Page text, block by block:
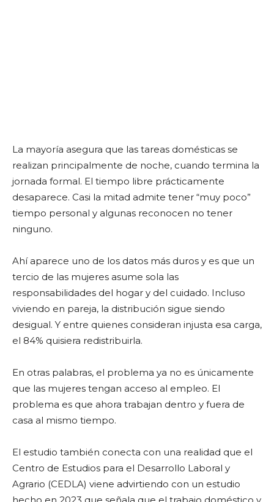
La mayoría asegura que las tareas domésticas se
realizan principalmente de noche, cuando termina la
jornada formal. El tiempo libre prácticamente
desaparece. Casi la mitad admite tener “muy poco”
tiempo personal y algunas reconocen no tener
ninguno.
Ahí aparece uno de los datos más duros y es que un
tercio de las mujeres asume sola las
responsabilidades del hogar y del cuidado. Incluso
viviendo en pareja, la distribución sigue siendo
desigual. Y entre quienes consideran injusta esa carga,
el 84% quisiera redistribuirla.
En otras palabras, el problema ya no es únicamente
que las mujeres tengan acceso al empleo. El
problema es que ahora trabajan dentro y fuera de
casa al mismo tiempo.
El estudio también conecta con una realidad que el
Centro de Estudios para el Desarrollo Laboral y
Agrario (CEDLA) viene advirtiendo con un estudio